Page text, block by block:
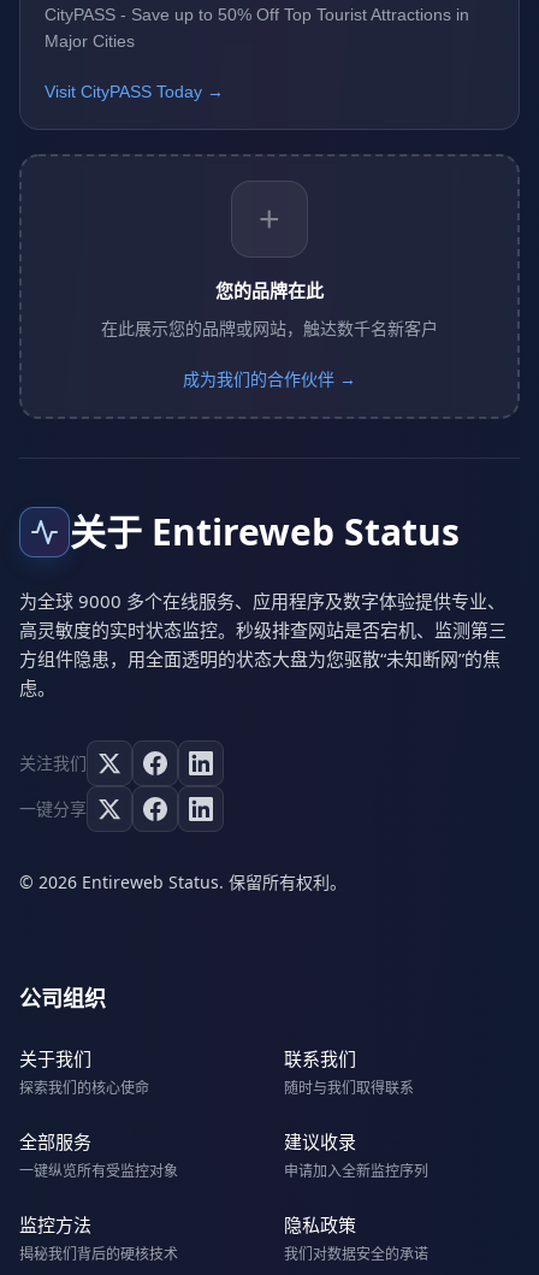
CityPASS - Save up to 50% Off Top Tourist Attractions in
Major Cities
Visit CityPASS Today →
+
您的品牌在此
在此展示您的品牌或网站，触达数千名新客户
成为我们的合作伙伴 →
关于 Entireweb Status
为全球 9000 多个在线服务、应用程序及数字体验提供专业、
高灵敏度的实时状态监控。秒级排查网站是否宕机、监测第三
方组件隐患，用全面透明的状态大盘为您驱散“未知断网”的焦
虑。
关注我们
一键分享
© 2026 Entireweb Status. 保留所有权利。
公司组织
关于我们
探索我们的核心使命
联系我们
随时与我们取得联系
全部服务
一键纵览所有受监控对象
建议收录
申请加入全新监控序列
监控方法
揭秘我们背后的硬核技术
隐私政策
我们对数据安全的承诺